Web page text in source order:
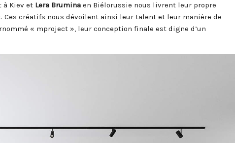
à Kiev et Lera Brumina en Biélorussie nous livrent leur propre
créatifs nous dévoilent ainsi leur talent et leur manière de
« mproject », leur conception finale est digne d’un